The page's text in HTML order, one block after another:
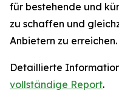
für bestehende und
zu schaffen und
Anbietern zu erreichen.
Detaillierte
vollständige Report.